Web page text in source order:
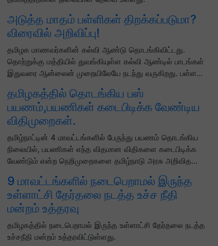
அடுத்த மாதம் பள்ளிகள் திறக்கப்படுமா?
விரைவில் அறிவிப்பு!
தமிழக மாணவர்களின் கல்வி ஆண்டு தொடங்கிவிட்டது.
தொற்றுக்கு மத்தியில் துவங்கியுள்ள கல்வி ஆண்டில் பாடங்கள்
இதுவரை ஆன்லைன் முறையிலேயே நடந்து வருகிறது. பள்ள…
தமிழகத்தில் தொடங்கிய பஸ்
பயணம்,பயணிகள் கடைபிடிக்க வேண்டிய
விதிமுறைகள்.
தமிழ்நாட்டின் 4 மாவட்டங்களில் பேருந்து பயணம் தொடங்கிய
நிலையில், பயணிகள் எந்த விதமான விதிகளை கடைபிடிக்க
வேண்டும் என்ற நெறிமுறைகளை தமிழ்நாடு அரசு அறிவித…
9 மாவட்டங்களில் நடைபெறாமல் இருந்த
உள்ளாட்சி தேர்தலை நடத்த உச்ச நீதி
மன்றம் உத்தரவு
தமிழகத்தில் நடைபெறாமல் இருந்த உள்ளாட்சி தேர்தலை நடத்த
உச்சநீதி மன்றம் உத்தரவிட்டுள்ளது.